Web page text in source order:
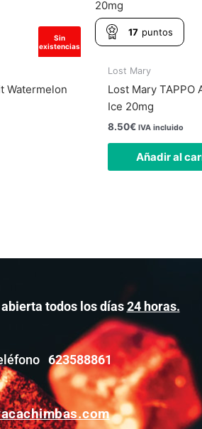
Sin
existencias
Watermelon
17 puntos
Lost Mary
Lost Mary
Ice 20mg
8.50€ IVA incluido
Añadir al
todos los días24 horas.
623588861